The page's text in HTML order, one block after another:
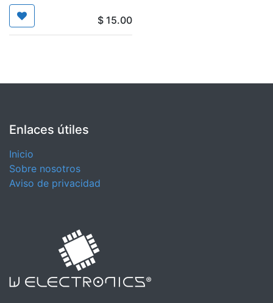
$ 15.00
Enlaces útiles
Inicio
Sobre nosotros
Aviso de privacidad